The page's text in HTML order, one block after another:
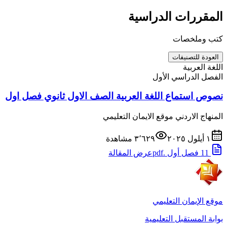
المقررات الدراسية
كتب وملخصات
العودة للتصنيفات
اللغة العربية
الفصل الدراسي الأول
نصوص استماع اللغة العربية الصف الاول ثانوي فصل اول
المنهاج الاردني موقع الايمان التعليمي
١ أيلول ٢٠٢٥ ٣٬٦٢٩ مشاهدة
عرض المقالة
موقع الإيمان التعليمي
بوابة المستقبل التعليمية